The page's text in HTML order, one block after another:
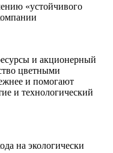
«устойчивого
и акционерный
цветными
и помогают
и технологический
на экологически